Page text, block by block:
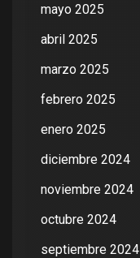
mayo 2025
abril 2025
marzo 2025
febrero 2025
enero 2025
diciembre 2024
noviembre 2024
octubre 2024
septiembre 2024